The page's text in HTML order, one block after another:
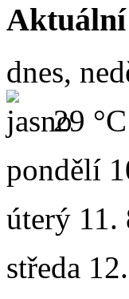
Aktuální
dnes,
29 °C
pondělí
úterý 11.
středa